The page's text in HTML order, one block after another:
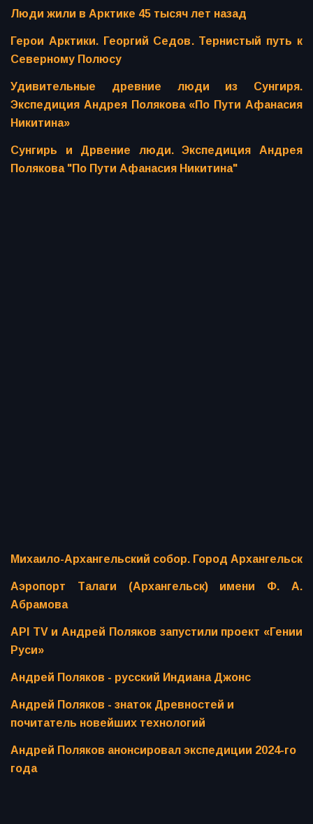
Люди жили в Арктике 45 тысяч лет назад
Герои Арктики. Георгий Седов. Тернистый путь к
Северному Полюсу
Удивительные древние люди из Сунгиря.
Экспедиция Андрея Полякова «По Пути Афанасия
Никитина»
Сунгирь и Дрвение люди. Экспедиция Андрея
Полякова "По Пути Афанасия Никитина"
Михаило-Архангельский собор. Город Архангельск
Аэропорт Талаги (Архангельск) имени Ф. А.
Абрамова
API TV и Андрей Поляков запустили проект «Гении
Руси»
Андрей Поляков - русский Индиана Джонс
Андрей Поляков - знаток Древностей и
почитатель новейших технологий
Андрей Поляков анонсировал экспедиции 2024-го
года